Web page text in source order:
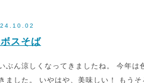
スそば
ぶん涼しくなってきましたね。 今年
ました。 いやはや、美味しい！ もう